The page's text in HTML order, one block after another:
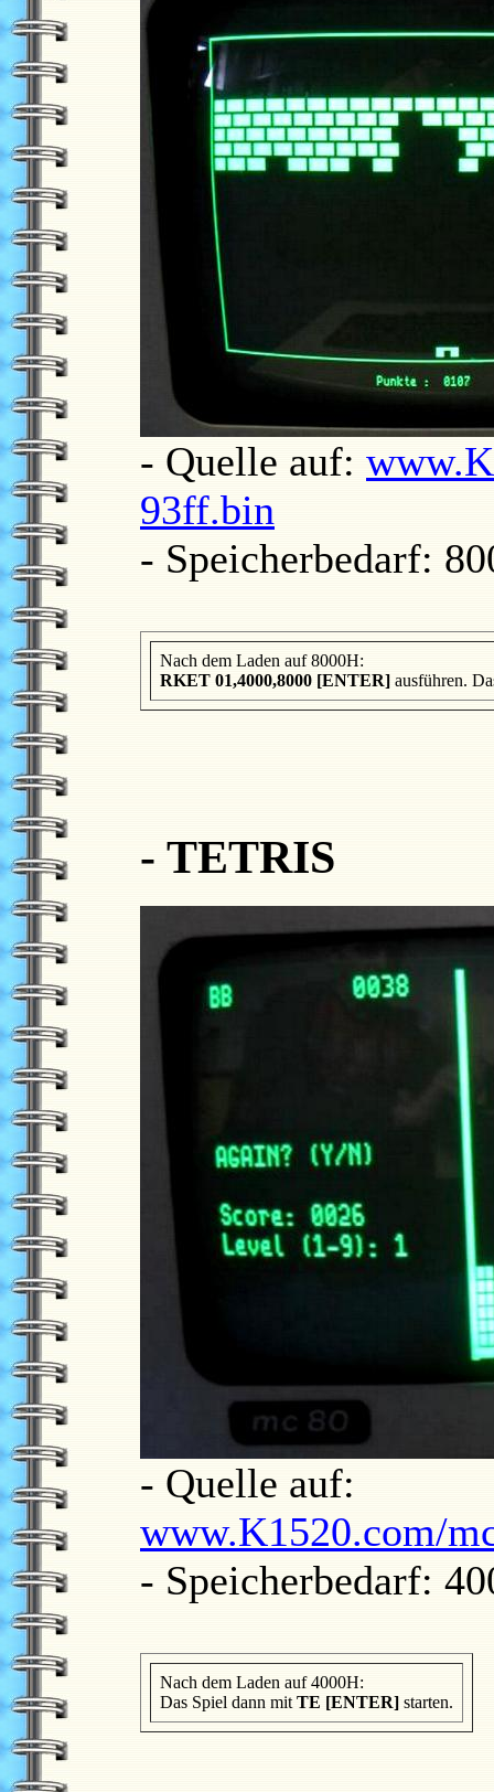
- Quelle auf:
93ff.bin
- Speicherbedarf:
Nach dem Laden auf 8000H:
RKET 01,4000,8000 [ENTER] ausführen.
- TETRIS
- Quelle auf:
www.K1520.com/
- Speicherbedarf:
Nach dem Laden auf 4000H:
Das Spiel dann mit TE [ENTER] starten.